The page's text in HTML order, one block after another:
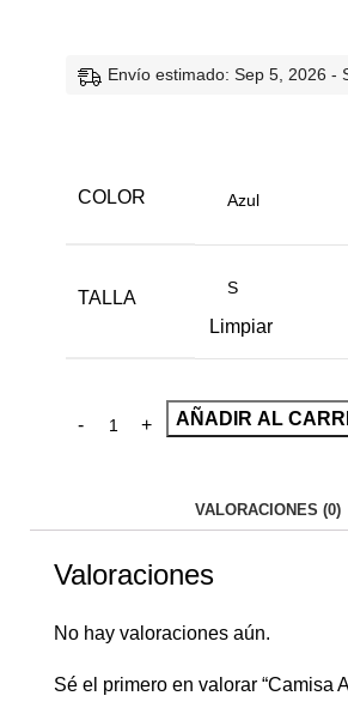
Envío estimado: Sep 5, 2026 -
COLOR
TALLA
Limpiar
AÑADIR AL
VALORACIONES (0)
Valoraciones
No hay valoraciones aún.
Sé el primero en valorar “Camisa